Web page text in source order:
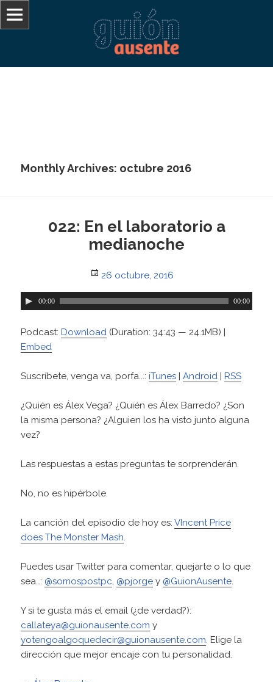
Guión Ausente
Monthly Archives: octubre 2016
022: En el laboratorio a
medianoche
Posted
on
26 octubre, 2016
R
p
r
d
c
t
o
d
a
d
i
00:00 00:00
Podcast: Download (Duration: 34:43 — 24.1MB) |
Embed
Suscríbete, venga va, porfa...:iTunes |Android RSS
¿Quién es Álex Vega? ¿Quién es Álex Barredo? ¿Son
la misma persona? ¿Alguien los ha visto junto alguna
vez?
Las respuestas a estas preguntas te sorprenderán.
No, no es hipérbole.
La canción del episodio de hoy es:VIncent Price
does The Monster Mash.
Puedes usar Twitter para comentar, quejarte o lo que
sea…: @somospostpc, @pjorge y @GuionAusente.
Y si te gusta más el email (¿de verdad?):
callateya@guionausente.com y
yotengoalgoquedecir@guionausente.com. Elige la
dirección que mejor encaje con tu personalidad.